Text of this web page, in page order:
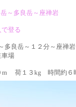
～多良岳～座禅岩
登る
多良岳～１２分～ 座禅
車場
m 荷１３kg 時間約６